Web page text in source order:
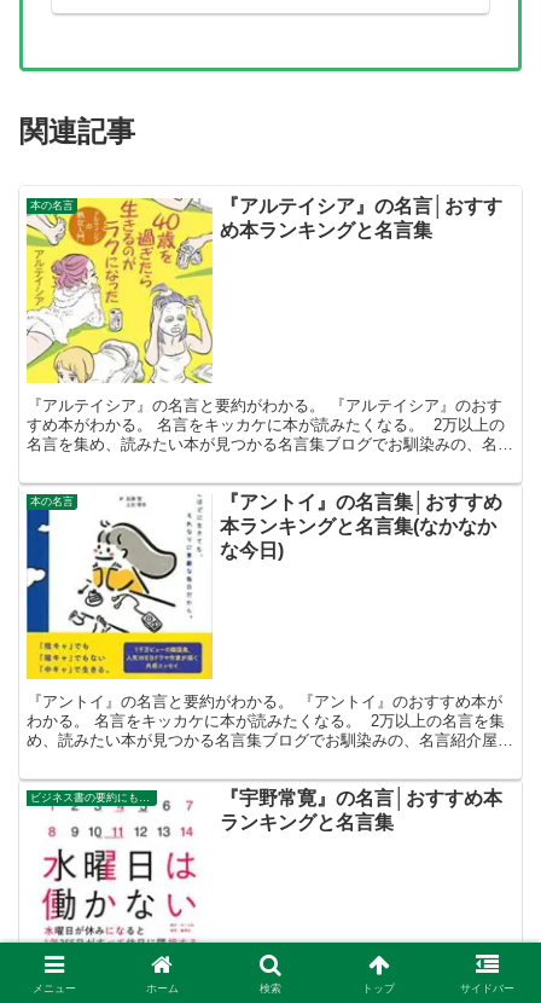
関連記事
本の名言
『アルテイシア』の名言│おすす
め本ランキングと名言集
『アルテイシア』の名言と要約がわかる。 『アルテイシア』のおす
すめ本がわかる。 名言をキッカケに本が読みたくなる。 2万以上の
名言を集め、読みたい本が見つかる名言集ブログでお馴染みの、名言
本の名言
『アントイ』の名言集│おすすめ
本ランキングと名言集(なかなか
な今日)
『アントイ』の名言と要約がわかる。 『アントイ』のおすすめ本が
わかる。 名言をキッカケに本が読みたくなる。 2万以上の名言を集
め、読みたい本が見つかる名言集ブログでお馴染みの、名言紹介屋の
『宇野常寛』の名言│おすすめ本
ランキングと名言集
『宇野常寛』の名言がわかる。 『宇野常寛』のおすすめ本と要約が
メニュー ホーム 検索 トップ サイドバー